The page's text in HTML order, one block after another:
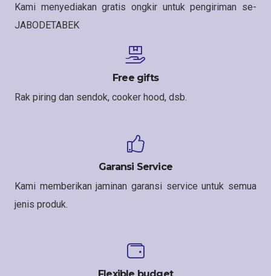
Kami menyediakan gratis ongkir untuk pengiriman se-
JABODETABEK
Free gifts
Rak piring dan sendok, cooker hood, dsb.
Garansi Service
Kami memberikan jaminan garansi service untuk semua
jenis produk.
Flexible budget